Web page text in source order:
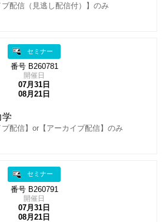
配信（見逃し配信付）】のみ
セミナー
番号 B260781
開催日
07月31日
08月21日
学
配信】or【アーカイブ配信】のみ
セミナー
番号 B260791
開催日
07月31日
08月21日